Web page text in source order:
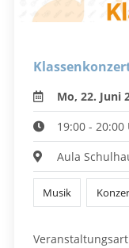
Mo, 22. Juni
19:00 - 20:00
Aula
Musik